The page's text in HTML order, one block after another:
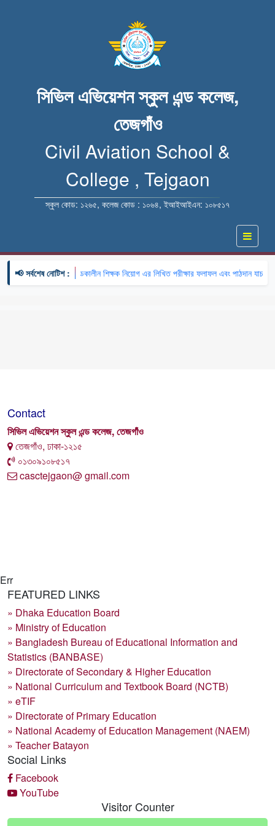
সিভিল এভিয়েশন স্কুল এন্ড কলেজ,
তেজগাঁও
Civil Aviation School &
College , Tejgaon
স্কুল কোড: ১২৬৫, কলেজ কোড : ১০৬৪, ইআইআইএন: ১০৮৫১৭
📢 সর্বশেষ নোটিশ :🔹 খন্ডকালীন শিক্ষক নিয়োগ এর লিখিত পরীক্ষার ফলাফল এবং পাঠদান
Contact
সিভিল এভিয়েশন স্কুল এন্ড কলেজ, তেজগাঁও
তেজগাঁও, ঢাকা-১২১৫
০১৩০৯১০৮৫১৭
casctejgaon@ gmail.com
Err
FEATURED LINKS
» Dhaka Education Board
» Ministry of Education
» Bangladesh Bureau of Educational Information and
Statistics (BANBASE)
» Directorate of Secondary & Higher Education
» National Curriculum and Textbook Board (NCTB)
» eTIF
» Directorate of Primary Education
» National Academy of Education Management (NAEM)
» Teacher Batayon
Social Links
Facebook
YouTube
Visitor Counter